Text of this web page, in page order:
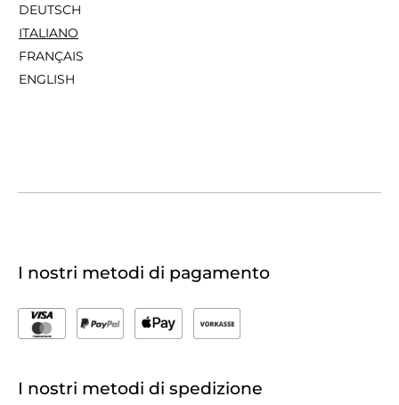
DEUTSCH
ITALIANO
FRANÇAIS
ENGLISH
I nostri metodi di pagamento
I nostri metodi di spedizione